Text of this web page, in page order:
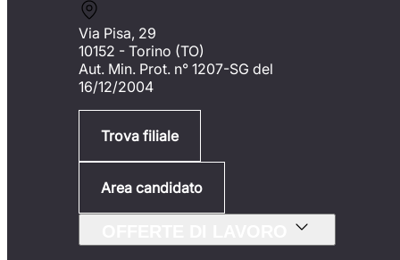
Via Pisa, 29
10152 - Torino (TO)
Aut. Min. Prot. n° 1207-SG del
16/12/2004
Trova filiale
Area candidato